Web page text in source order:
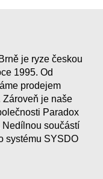
je ryze českou
1995. Od
prodejem
Zároveň je naše
Paradox
součástí
systému SYSDO